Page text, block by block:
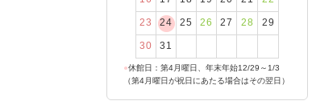
23 24 25 26 27 28 29
30 31
●休館日：第4月曜日、年末年始12/29～1/3
（第4月曜日が祝日にあたる場合はその翌日）